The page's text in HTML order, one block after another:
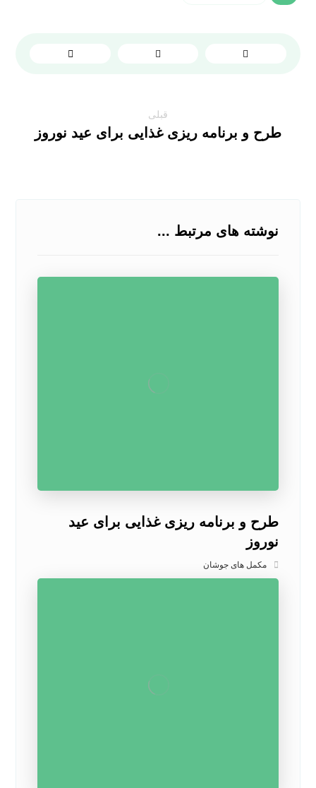
قبلی
طرح و برنامه ریزی غذایی برای عید نوروز
نوشته های مرتبط ...
طرح و برنامه ریزی غذایی برای عید
نوروز
مکمل های جوشان